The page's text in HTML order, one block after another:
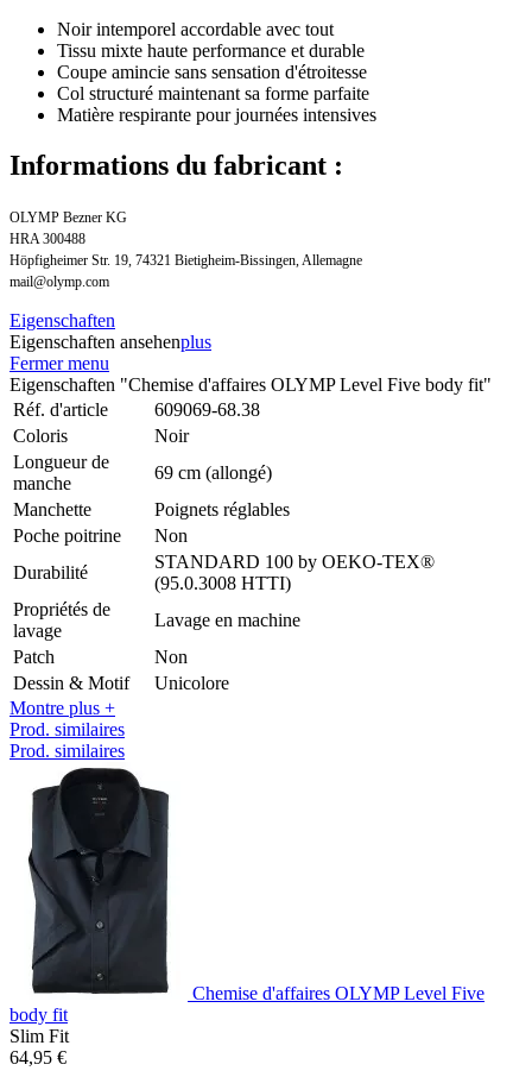
Noir intemporel accordable avec tout
Tissu mixte haute performance et durable
Coupe amincie sans sensation d'étroitesse
Col structuré maintenant sa forme parfaite
Matière respirante pour journées intensives
Informations du fabricant :
OLYMP Bezner KG
HRA 300488
Höpfigheimer Str. 19, 74321 Bietigheim-Bissingen, Allemagne
mail@olymp.com
Eigenschaften
Eigenschaften ansehenplus
Fermer menu
Eigenschaften "Chemise d'affaires OLYMP Level Five body fit"
Réf. d'article
609069-68.38
Coloris
Noir
Longueur de
manche
69 cm (allongé)
Manchette
Poignets réglables
Poche poitrine
Non
Durabilité
STANDARD 100 by OEKO-TEX®
(95.0.3008 HTTI)
Propriétés de
lavage
Lavage en machine
Patch
Non
Dessin & Motif
Unicolore
Montre plus +
Prod. similaires
Prod. similaires
Chemise d'affaires OLYMP Level Five
body fit
Slim Fit
64,95 €